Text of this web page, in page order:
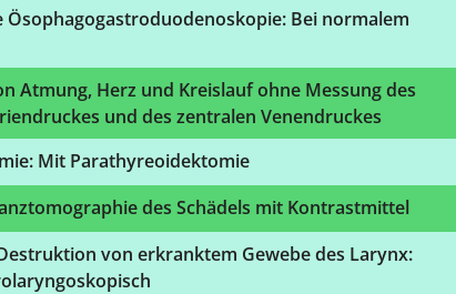
Ösophagogastroduodenoskopie: Bei normalem
Atmung, Herz und Kreislauf ohne Messung des
und des zentralen Venendruckes
Mit Parathyreoidektomie
des Schädels mit Kontrastmittel
von erkranktem Gewebe des Larynx: